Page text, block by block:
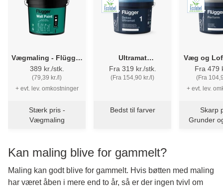
Vægmaling - Flügger
Flutex 5
389 kr./stk.
(79,39 kr./l)
+ evt. lev. omkostninger
Stærk pris -
Vægmaling
Ultramat
Væg/Loftmaling -
Flügger Dekso 1
Fra 319 kr./stk.
(Fra 154,90 kr./l)
Bedst til farver
Væg og
Perform
Fra 479
(Fra
+ evt. lev.
Skarp
Grunder
Kan maling blive for gammelt?
Maling kan godt blive for gammelt. Hvis bøtten med maling
har været åben i mere end to år, så er der ingen tvivl om